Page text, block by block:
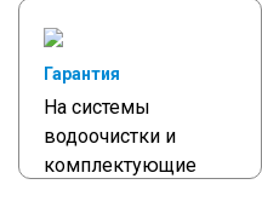
Гарантия
На системы
водоочистки и
комплектующие